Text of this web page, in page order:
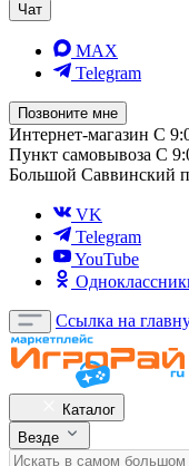
Чат
MAX
Telegram
Позвоните мне
Интернет-магазин С
Пункт самовывоза С
Большой Саввинский
VK
Telegram
YouTube
Ссылка на
Каталог
Везде